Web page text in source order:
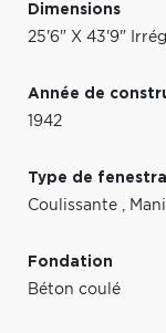
Dimensions
25'6" X 43'9"
Année de
1942
Type de
Coulissante ,
Fondation
Béton coulé